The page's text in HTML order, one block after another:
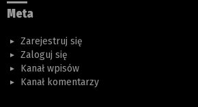
Meta
Zarejestruj się
Zaloguj się
Kanał wpisów
Kanał komentarzy